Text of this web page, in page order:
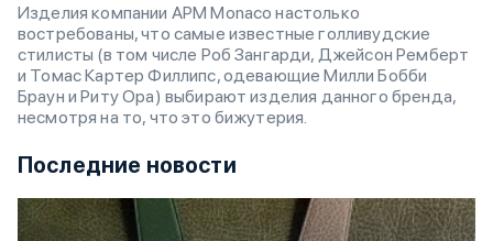
Изделия компании APM Monaco настолько
востребованы, что самые известные голливудские
стилисты (в том числе Роб Зангарди, Джейсон Ремберт
и Томас Картер Филлипс, одевающие Милли Бобби
Браун и Риту Ора) выбирают изделия данного бренда,
несмотря на то, что это бижутерия.
Последние новости